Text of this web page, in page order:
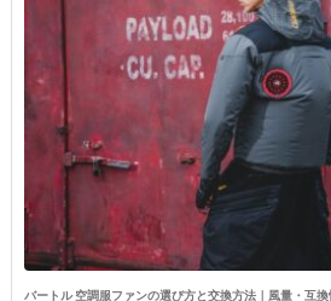
バートル 空調服ファンの選び方と交換方法｜風量・互